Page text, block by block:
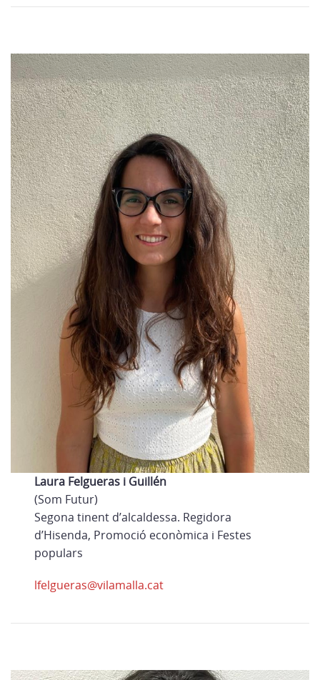
Laura Felgueras i Guillén
(Som Futur)
Segona tinent d’alcaldessa. Regidora
d’Hisenda, Promoció econòmica i Festes
populars
lfelgueras@vilamalla.cat